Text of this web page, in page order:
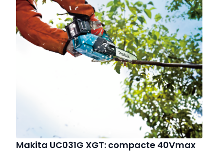
Makita UC031G XGT: compacte 40Vmax